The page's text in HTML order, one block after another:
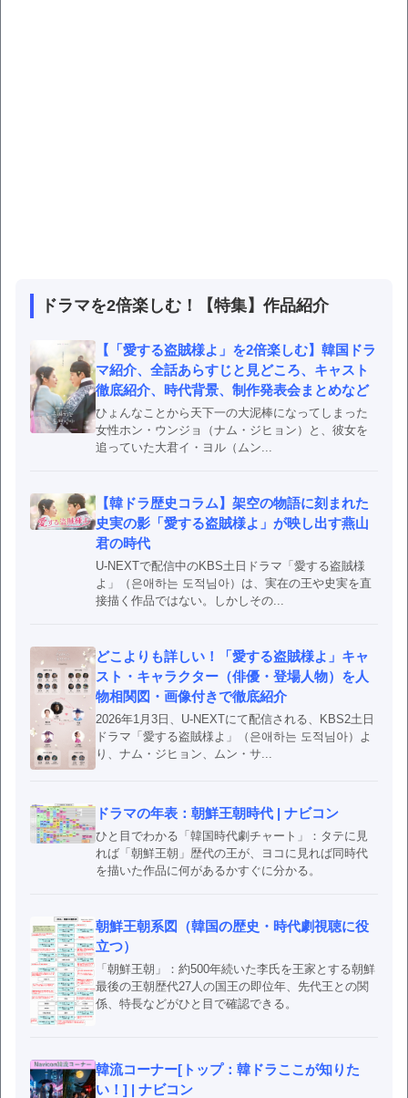
ドラマを2倍楽しむ！【特集】作品紹介
【「愛する盗賊様よ」を2倍楽しむ】韓国ドラ
マ紹介、全話あらすじと見どころ、キャスト
徹底紹介、時代背景、制作発表会まとめなど
ひょんなことから天下一の大泥棒になってしまった
女性ホン・ウンジョ（ナム・ジヒョン）と、彼女を
追っていた大君イ・ヨル（ムン...
【韓ドラ歴史コラム】架空の物語に刻まれた
史実の影「愛する盗賊様よ」が映し出す燕山
君の時代
U-NEXTで配信中のKBS土日ドラマ「愛する盗賊様
よ」（은애하는 도적님아）は、実在の王や史実を直
接描く作品ではない。しかしその...
どこよりも詳しい！「愛する盗賊様よ」キャ
スト・キャラクター（俳優・登場人物）を人
物相関図・画像付きで徹底紹介
2026年1月3日、U-NEXTにて配信される、KBS2土日
ドラマ「愛する盗賊様よ」（은애하는 도적님아）よ
り、ナム・ジヒョン、ムン・サ...
ドラマの年表：朝鮮王朝時代 | ナビコン
ひと目でわかる「韓国時代劇チャート」：タテに見
れば「朝鮮王朝」歴代の王が、ヨコに見れば同時代
を描いた作品に何があるかすぐに分かる。
朝鮮王朝系図（韓国の歴史・時代劇視聴に役
立つ）
「朝鮮王朝」：約500年続いた李氏を王家とする朝鮮
最後の王朝歴代27人の国王の即位年、先代王との関
係、特長などがひと目で確認できる。
韓流コーナー[トップ：韓ドラここが知りた
い！] | ナビコン